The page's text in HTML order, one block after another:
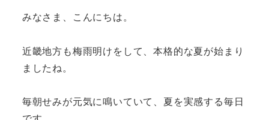
みなさま、こんにちは。
近畿地方も梅雨明けをして、本格的な夏が始まり
ましたね。
毎朝せみが元気に鳴いていて、夏を実感する毎日